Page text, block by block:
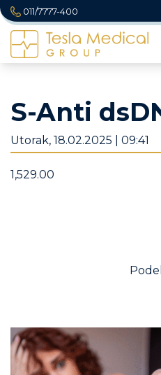
011/7777-400
S-Anti
Utorak, 18.02.2025 | 09:41
1,529.00